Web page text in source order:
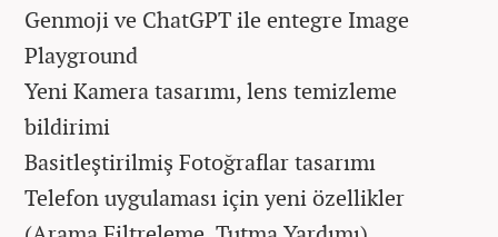
Genmoji ve ChatGPT ile entegre Image
Playground
Yeni Kamera tasarımı, lens temizleme
bildirimi
Basitleştirilmiş Fotoğraflar tasarımı
Telefon uygulaması için yeni özellikler